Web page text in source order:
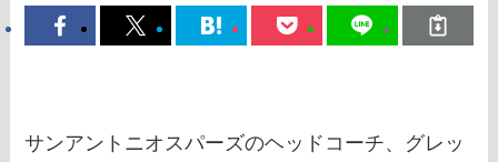
サンアントニオスパーズのヘッドコーチ、グレッ